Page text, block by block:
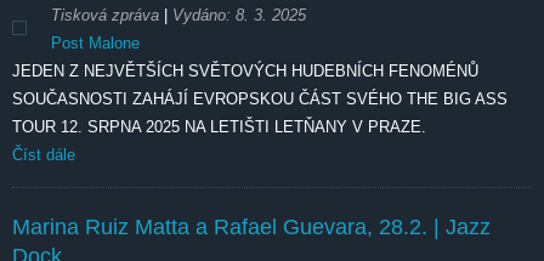
Tisková zpráva Vydáno: 8. 3. 2025
Post Malone
JEDEN Z NEJVĚTŠÍCH SVĚTOVÝCH HUDEBNÍCH FENOMÉNŮ
SOUČASNOSTI ZAHÁJÍ EVROPSKOU ČÁST SVÉHO THE BIG ASS
TOUR 12. SRPNA 2025 NA LETIŠTI LETŇANY V PRAZE.
Číst dále
Marina Ruiz Matta a Rafael Guevara, 28.2. | Jazz
Dock